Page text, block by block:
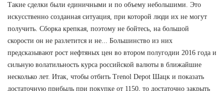
Такие сделки были единичными и по объему небольшими. Это
искусственно созданная ситуация, при которой люди их не могут
получить. Сборка крепкая, поэтому не бойтесь, на большой
скорости он не разлетится и не... Большинство из них
предсказывают рост нефтяных цен во втором полугодии 2016 года и
сильную волатильность курса российской валюты в ближайшие
несколько лет. Итак, чтобы отбить Trenol Depot Шацк и показать
достаточную прибыль при покупке от 1150, то достаточно закрыть